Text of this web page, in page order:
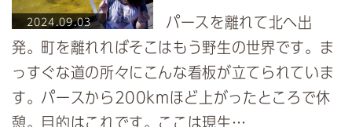
2024.09.03
パースを離れて北へ出
発。町を離れればそこはもう野生の世界です。ま
っすぐな道の所々にこんな看板が立てられていま
す。パースから200kmほど上がったところで休
憩。目的はこれです。ここは現生…